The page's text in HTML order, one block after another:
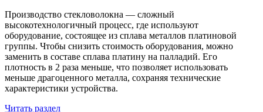
Производство стекловолокна — сложный
высокотехнологичный процесс, где используют
оборудование, состоящее из сплава металлов платиновой
группы. Чтобы снизить стоимость оборудования, можно
заменить в составе сплава платину на палладий. Его
плотность в 2 раза меньше, что позволяет использовать
меньше драгоценного металла, сохраняя технические
характеристики устройства.
Читать раздел